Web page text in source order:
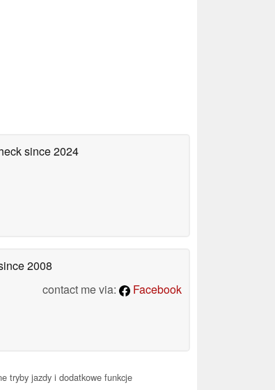
since 2024
2008
contact me via:
Facebook
tryby jazdy i dodatkowe funkcje